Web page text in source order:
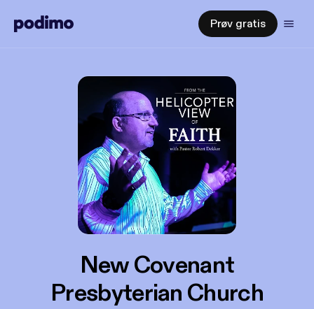
Prøv gratis
New Covenant
Presbyterian Church